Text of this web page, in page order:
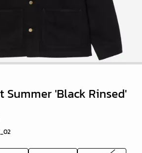
4 5 6 7 8
Summer 'Black Rinsed'